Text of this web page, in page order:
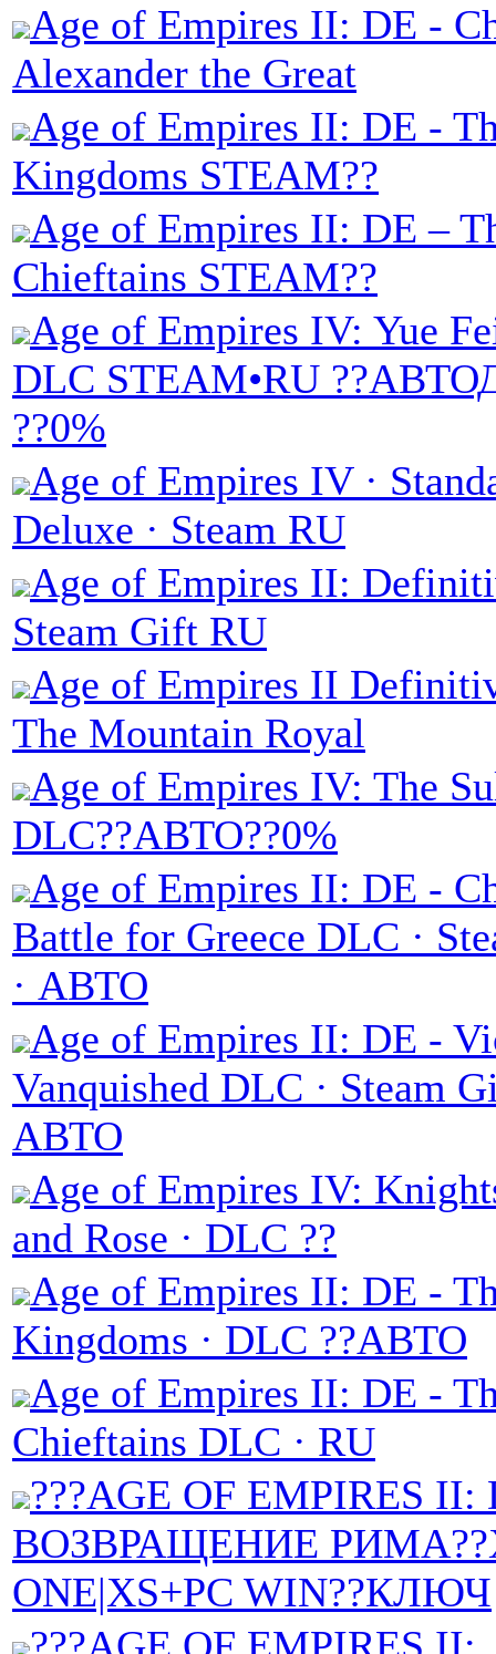
Age of Empires II: DE -
Alexander the Great
Age of Empires II: DE -
Kingdoms STEAM??
Age of Empires II: DE –
Chieftains STEAM??
Age of Empires IV: Yue
DLC STEAM•RU
??0%
Age of Empires IV ·
Deluxe · Steam RU
Age of Empires II:
Steam Gift RU
Age of Empires II
The Mountain Royal
Age of Empires IV: The
DLC??АВТО??0%
Age of Empires II: DE -
Battle for Greece DLC ·
· АВТО
Age of Empires II: DE -
Vanquished DLC · Steam
АВТО
Age of Empires IV:
and Rose · DLC ??
Age of Empires II: DE -
Kingdoms · DLC ??АВТО
Age of Empires II: DE -
Chieftains DLC · RU
???AGE OF EMPIRES II:
ВОЗВРАЩЕНИЕ
ONE|XS+PC WIN??КЛЮЧ